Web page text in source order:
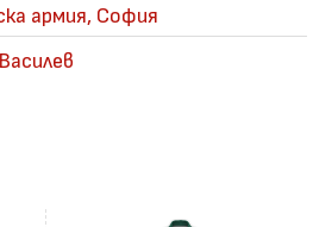
армия, София